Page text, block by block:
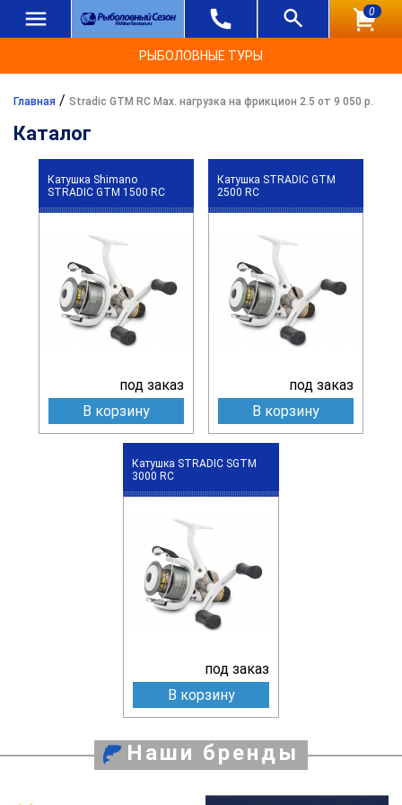
0
РЫБОЛОВНЫЕ ТУРЫ
Главная / Stradic GTM RC Max. нагрузка на фрикцион 2.5 от 9 050 р.
Каталог
Катушка Shimano
STRADIC GTM 1500 RC
под заказ
В корзину
Катушка STRADIC GTM
2500 RC
под заказ
В корзину
Катушка STRADIC SGTM
3000 RC
под заказ
В корзину
Наши бренды